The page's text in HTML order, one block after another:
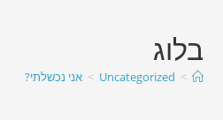
בלוג
>
Uncategorized
> אני נכשלתי?